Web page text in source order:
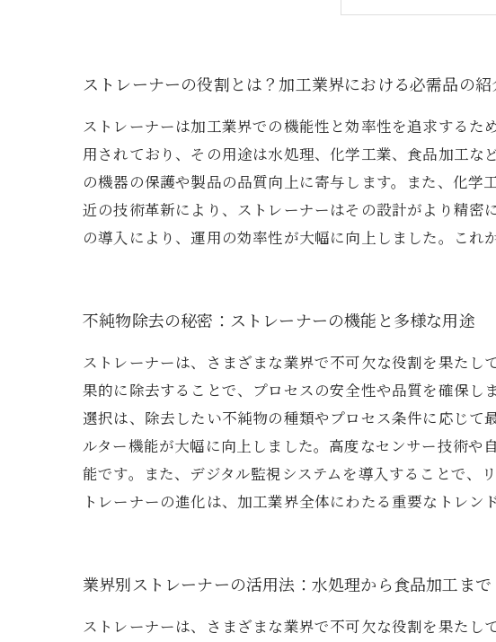
効率的なプロ
未来を見据え
ストレーナーの役割とは？加工業界における必需品の紹
ストレーナーは加工業界での機能性と効率性を追求する
用されており、その用途は水処理、化学工業、食品加工
の機器の保護や製品の品質向上に寄与します。また、化
近の技術革新により、ストレーナーはその設計がより精
の導入により、運用の効率性が大幅に向上しました。これ
不純物除去の秘密：ストレーナーの機能と多様な用途
ストレーナーは、さまざまな業界で不可欠な役割を果た
果的に除去することで、プロセスの安全性や品質を確保し
選択は、除去したい不純物の種類やプロセス条件に応じて
ルター機能が大幅に向上しました。高度なセンサー技術
能です。また、デジタル監視システムを導入することで、
トレーナーの進化は、加工業界全体にわたる重要なトレン
業界別ストレーナーの活用法：水処理から食品加工まで
ストレーナーは、さまざまな業界で不可欠な役割を果た